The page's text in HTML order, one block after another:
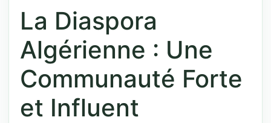
La Diaspora
Algérienne : Une
Communauté Forte
et Influent